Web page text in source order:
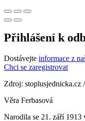
Přihlášení k
Dostávejte informace z
Chci se zaregistrovat
Zdroj:
Věra Ferbasová
Narodila se 21. září